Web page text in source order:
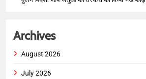
Archives
August 2026
July 2026